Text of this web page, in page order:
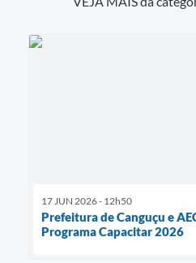
17 JUN 2026 - 12h50
Prefeitura de Canguçu e
Programa Capacitar 2026